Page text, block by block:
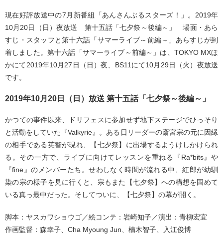
現在好評放送中の7月新番組「あんさんぶるスターズ！」。2019年
10月20日（日）夜放送 第十五話「七夕祭～後編～」 場面・あら
すじ・スタッフと第十六話「サマーライブ～前編～」あらすじが到
着しました。第十六話「サマーライブ～前編～」は、TOKYO MXほ
かにて2019年10月27日（日）夜、BS11にて10月29日（火）夜放送
です。
2019年10月20日（日）放送 第十五話「七夕祭～後編～」
かつての事件以来、ドリフェスに参加せず地下ステージでひっそり
と活動をしていた『Valkyrie』。ある日リーダーの斎宮宗の元に因縁
の相手である英智が現れ、【七夕祭】に出場するようけしかけられ
る。その一方で、ライブに向けてレッスンを重ねる『Ra*bits』や
『fine』のメンバーたち。せわしなく時間が流れる中、紅郎が幼馴
染の宗の様子を見に行くと、宗もまた【七夕祭】への構想を固めて
いる真っ最中だった。そしてついに、【七夕祭】の幕が開く。
脚本：ヤスカワショウゴ／絵コンテ：岩崎知子／演出：青柳宏宜
作画監督：森幸子、Cha Myoung Jun、楠木智子、入江俊博